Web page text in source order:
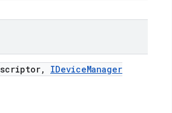
, IDeviceManager